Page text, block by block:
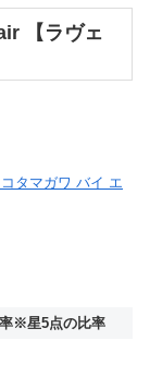
【ラヴェ
タマガワ バイ エ
※星5点の比率